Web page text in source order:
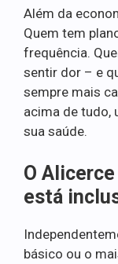
Além da
Quem tem
frequência.
sentir dor – e
sempre mais
acima de tudo,
sua saúde.
O
está
básico ou o